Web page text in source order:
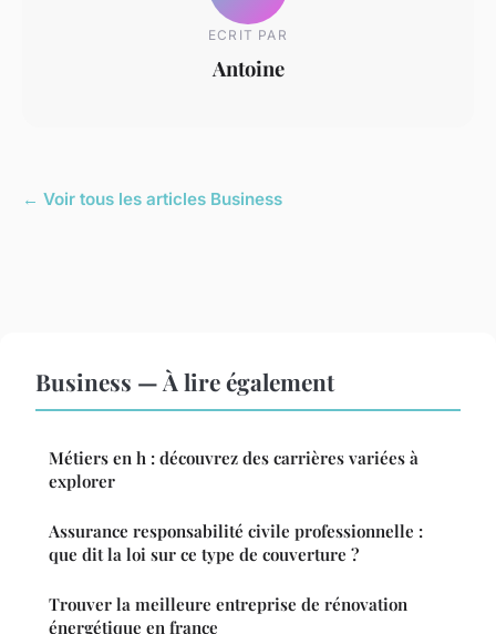
ECRIT PAR
Antoine
← Voir tous les articles Business
Business — À lire également
Métiers en h : découvrez des carrières variées à
explorer
Assurance responsabilité civile professionnelle :
que dit la loi sur ce type de couverture ?
Trouver la meilleure entreprise de rénovation
énergétique en france